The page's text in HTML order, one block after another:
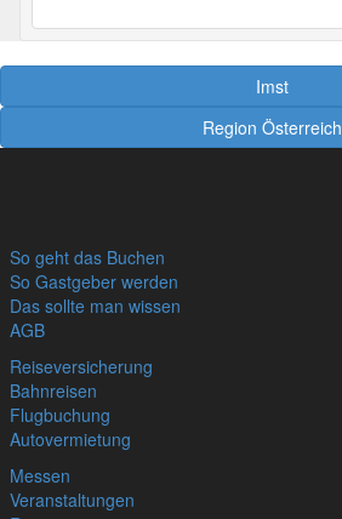
Imst
Region Österreich
So geht das Buchen
So Gastgeber werden
Das sollte man wissen
AGB
Reiseversicherung
Bahnreisen
Flugbuchung
Autovermietung
Messen
Veranstaltungen